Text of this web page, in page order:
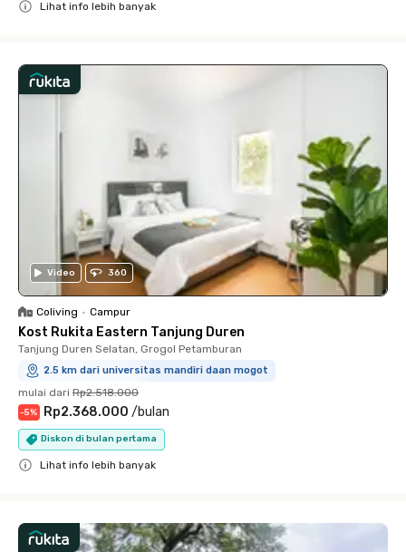
Lihat info lebih banyak
Video 360
Coliving • Campur
Kost Rukita Eastern Tanjung Duren
Tanjung Duren Selatan, Grogol Petamburan
2.5 km dari universitas mandiri daan mogot
mulai dari Rp2.518.000
-5% Rp2.368.000 /bulan
Diskon di bulan pertama
Lihat info lebih banyak